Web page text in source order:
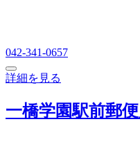
042-341-0657
詳細を見る
一橋学園駅前郵